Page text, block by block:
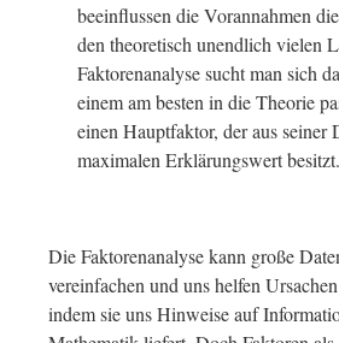
beeinflussen die Vorannahmen
den theoretisch unendlich vielen
Faktorenanalyse sucht man sich
einem am besten in die Theorie
einen Hauptfaktor, der aus seiner
maximalen Erklärungswert besitzt.
Die Faktorenanalyse kann große
vereinfachen und uns helfen
indem sie uns Hinweise auf